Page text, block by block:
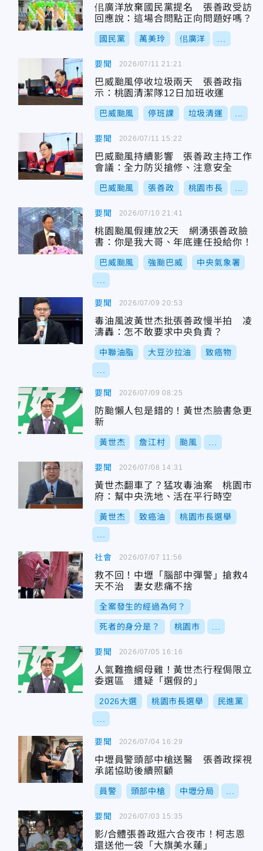
佀廣洋放棄國民黨提名 張善政受訪
回應說：這場合問點正向問題好嗎？
國民黨 萬美玲 佀廣洋
要聞
巴威颱風停收垃圾兩天 張善政指
示：桃園清潔隊12日加班收運
巴威颱風 停班課 垃圾清運
2026/07/11 21:21
要聞
巴威颱風持續影響 張善政主持工作
會議：全力防災搶修、注意安全
巴威颱風 張善政 桃園市長
2026/07/11 15:22
要聞
桃園颱風假連放2天 網湧張善政臉
書：你是我大哥、年底連任投給你！
巴威颱風 強颱巴威 中央氣象署
2026/07/10 21:41
要聞
毒油風波黃世杰批張善政慢半拍 凌
濤轟：怎不敢要求中央負責？
中聯油脂 大豆沙拉油 致癌物
2026/07/09 20:53
要聞
防颱懶人包是錯的！黃世杰臉書急更
新
黃世杰 詹江村 颱風
2026/07/09 08:25
要聞
黃世杰翻車了？猛攻毒油案 桃園市
府：幫中央洗地、活在平行時空
黃世杰 致癌油 桃園市長選舉
2026/07/08 14:31
社會
救不回！中壢「腦部中彈警」搶救4
天不治 妻女悲痛不捨
全案發生的經過為何？
死者的身分是？ 桃園市
2026/07/07 11:56
要聞
人氣難擔綱母雞！黃世杰行程侷限立
委選區 遭疑「選假的」
2026大選 桃園市長選舉 民進黨
2026/07/05 16:16
要聞
中壢員警頭部中槍送醫 張善政探視
承諾協助後續照顧
員警 頭部中槍 中壢分局
2026/07/04 16:29
要聞
影/合體張善政逛六合夜市！柯志恩
還送他一袋「大旗美水蓮」
2026/07/03 15:35